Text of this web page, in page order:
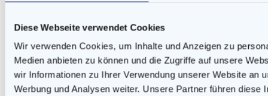
Diese Webseite verwendet Cookies
Wir verwenden Cookies, um Inhalte und Anzeigen zu
Medien anbieten zu können und die Zugriffe auf unsere
wir Informationen zu Ihrer Verwendung unserer Website an
Werbung und Analysen weiter. Unsere Partner führen diese
heil-heilfroh,
durfte, wo bei mir ‚der ‚Hund‘ begraben liegt‘.
Ich lebe nun selbst, echt und authentisch selbst, und ließ bzw.
lasse die Männer und Feauen los, die nur hofiert werden
wie mir das meine auf ihre Art extravagante Mutter schon